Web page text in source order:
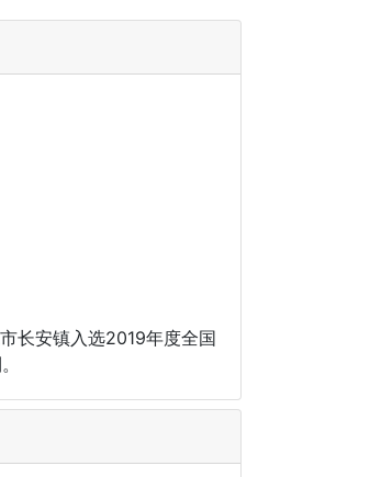
长安镇入选2019年度全国